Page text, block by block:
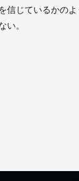
信じているかのよ
い。